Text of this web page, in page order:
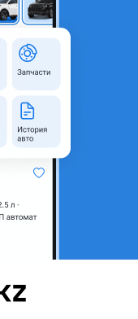
быть
область
1998 Typ N30/N40
привод